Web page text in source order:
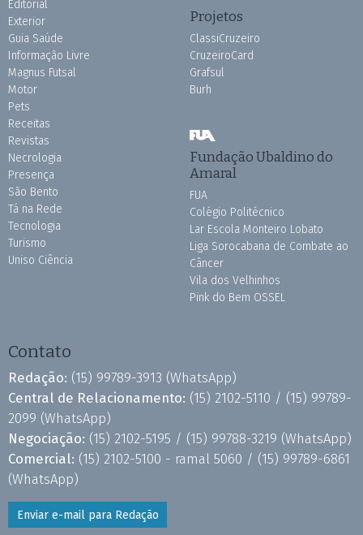
Editorial
Exterior
Guia Saúde
Informação Livre
Magnus Futsal
Motor
Pets
Receitas
Revistas
Necrologia
Presença
São Bento
Tá na Rede
Tecnologia
Turismo
Uniso Ciência
Projetos
ClassiCruzeiro
CruzeiroCard
Grafsul
Burh
Fundação Ubaldino do
Amaral
FUA
Colégio Politécnico
Lar Escola Monteiro Lobato
Liga Sorocabana de Combate ao
Câncer
Vila dos Velhinhos
Pink do Bem OSSEL
Contato
Redação: (15) 99789-3913 (WhatsApp)
Central de Relacionamento: (15) 2102-5110 / (15) 99789-
2099 (WhatsApp)
Negociação: (15) 2102-5195 / (15) 99788-3219 (WhatsApp)
Comercial: (15) 2102-5100 - ramal 5060 / (15) 99789-6861
(WhatsApp)
Enviar e-mail para Redação